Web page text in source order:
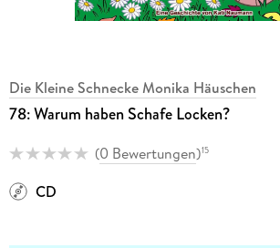
Die Kleine Schnecke Monika Häuschen
78: Warum haben Schafe Locken?
(0 Bewertungen)15
CD